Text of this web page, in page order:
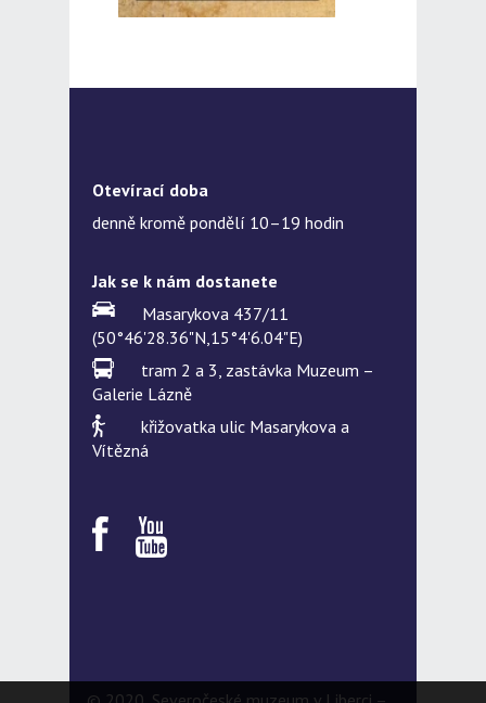
Otevírací doba
denně kromě pondělí 10–19 hodin
Jak se k nám dostanete
Masarykova 437/11
(50°46'28.36"N,15°4'6.04"E)
tram 2 a 3, zastávka Muzeum –
Galerie Lázně
křižovatka ulic Masarykova a
Vítězná